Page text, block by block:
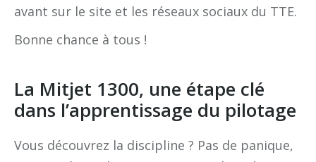
avant sur le site et les réseaux sociaux du TTE.
Bonne chance à tous !
La Mitjet 1300, une étape clé
dans l’apprentissage du pilotage
Vous découvrez la discipline ? Pas de panique,